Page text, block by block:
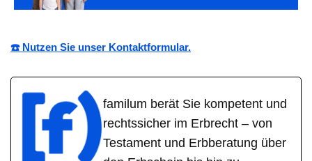
☎️ Nutzen Sie unser Kontaktformular.
familum berät Sie kompetent und
rechtssicher im Erbrecht – von
Testament und Erbberatung über